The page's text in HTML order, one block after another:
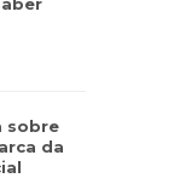
sobre
da